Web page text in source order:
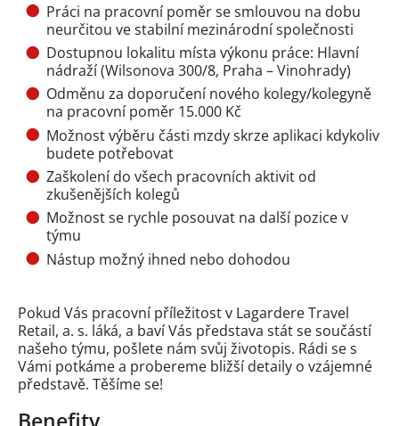
Práci na pracovní poměr se smlouvou na dobu
neurčitou ve stabilní mezinárodní společnosti
Dostupnou lokalitu místa výkonu práce: Hlavní
nádraží (Wilsonova 300/8, Praha – Vinohrady)
Odměnu za doporučení nového kolegy/kolegyně
na pracovní poměr 15.000 Kč
Možnost výběru části mzdy skrze aplikaci kdykoliv
budete potřebovat
Zaškolení do všech pracovních aktivit od
zkušenějších kolegů
Možnost se rychle posouvat na další pozice v
týmu
Nástup možný ihned nebo dohodou
Pokud Vás pracovní příležitost v Lagardere Travel
Retail, a. s. láká, a baví Vás představa stát se součástí
našeho týmu, pošlete nám svůj životopis. Rádi se s
Vámi potkáme a probereme bližší detaily o vzájemné
představě. Těšíme se!